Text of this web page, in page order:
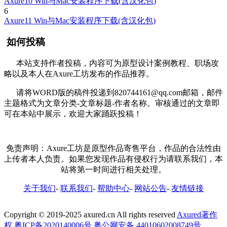
6
Axure11 Win与Mac安装程序下载(含汉化包)
如何投稿
本站支持作者投稿，内容可为原型设计案例教程、职场攻
略以及本人在Axure工坊发布的作品推荐。
请将WORD版的稿件投递到820744161@qq.com邮箱，邮件
主题格式为文章分类-文章标题-作者名称。审核通过的文章即
可在本站中展示，欢迎大家踊跃投稿！
免责声明：Axure工坊是原型作品寄售平台，作品的合法性由
上传者本人负责。如果您发现作品有侵权行为请联系我们，本
站将第一时间进行相关处理。
关于我们- 联系我们- 帮助中心- 网站公告- 友情链接
Copyright © 2019-2025 axured.cn All rights reserved Axured著作
权 粤ICP备2020140006号 粤公网安备 44010602008749号